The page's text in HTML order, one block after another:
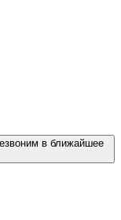
в ближайшее